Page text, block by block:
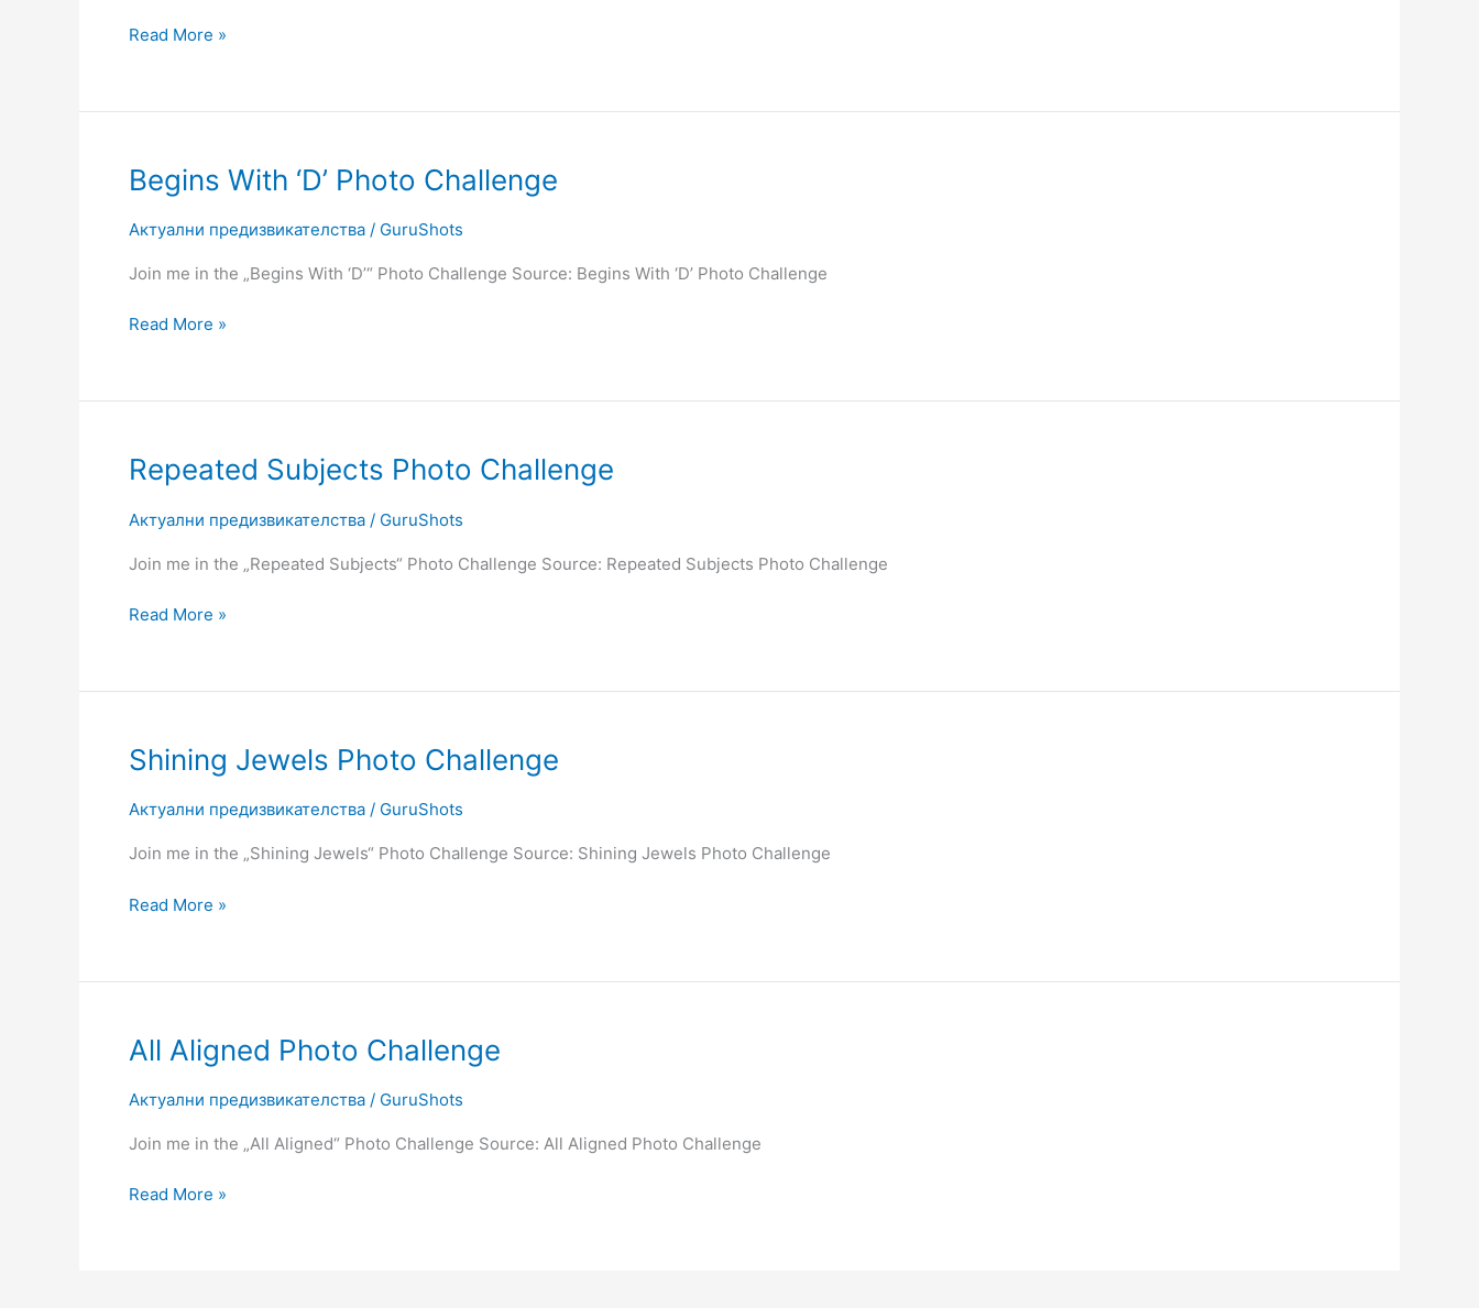
Read More »
Begins With ‘D’ Photo Challenge
Актуални предизвикателства / GuruShots
Join me in the „Begins With ‘D’“ Photo Challenge Source: Begins With ‘D’ Photo Challenge
Begins
‘D’
Challenge
Read More »
Repeated Subjects Photo Challenge
Актуални предизвикателства / GuruShots
Join me in the „Repeated Subjects“ Photo Challenge Source: Repeated Subjects Photo Challenge
Repeated
Subjects
Photo
Read More »
Shining Jewels Photo Challenge
Актуални предизвикателства / GuruShots
Join me in the „Shining Jewels“ Photo Challenge Source: Shining Jewels Photo Challenge
Shining
Photo
Read More »
All Aligned Photo Challenge
Актуални предизвикателства / GuruShots
Join me in the „All Aligned“ Photo Challenge Source: All Aligned Photo Challenge
All
Photo
Read More »